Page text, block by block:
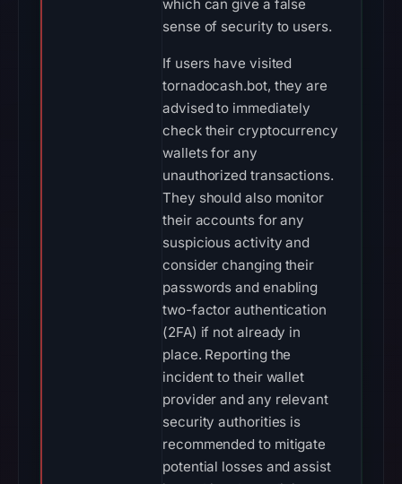
which can give a false
sense of security to users.
If users have visited
tornadocash.bot, they are
advised to immediately
check their cryptocurrency
wallets for any
unauthorized transactions.
They should also monitor
their accounts for any
suspicious activity and
consider changing their
passwords and enabling
two-factor authentication
(2FA) if not already in
place. Reporting the
incident to their wallet
provider and any relevant
security authorities is
recommended to mitigate
potential losses and assist